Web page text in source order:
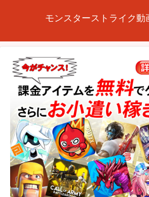
モンスターストライク動